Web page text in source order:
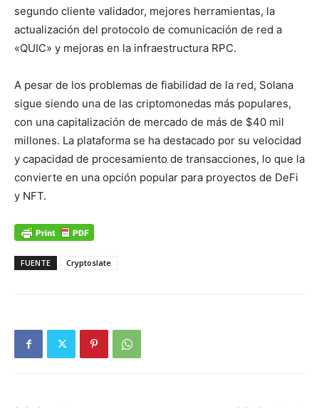
segundo cliente validador, mejores herramientas, la
actualización del protocolo de comunicación de red a
«QUIC» y mejoras en la infraestructura RPC.
A pesar de los problemas de fiabilidad de la red, Solana
sigue siendo una de las criptomonedas más populares,
con una capitalización de mercado de más de $40 mil
millones. La plataforma se ha destacado por su velocidad
y capacidad de procesamiento de transacciones, lo que la
convierte en una opción popular para proyectos de DeFi
y NFT.
FUENTE Cryptoslate